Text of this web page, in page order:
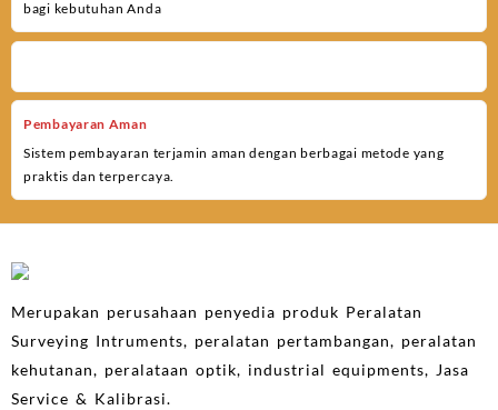
bagi kebutuhan Anda
Pembayaran Aman
Sistem pembayaran terjamin aman dengan berbagai metode yang
praktis dan terpercaya.
Merupakan perusahaan penyedia produk Peralatan
Surveying Intruments, peralatan pertambangan, peralatan
kehutanan, peralataan optik, industrial equipments, Jasa
Service & Kalibrasi.